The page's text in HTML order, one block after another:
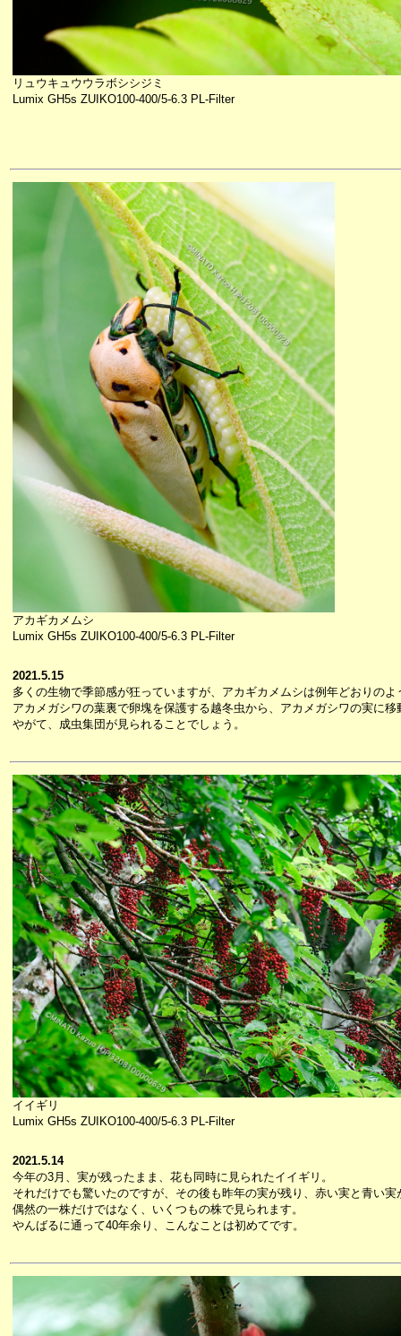
リュウキュウウラボシシジミ
Lumix GH5s ZUIKO100-400/5-6.3 PL-Filter
アカギカメムシ
Lumix GH5s ZUIKO100-400/5-6.3 PL-Filter
2021.5.15
多くの生物で季節感が狂っていますが、アカギカメムシは例年どおりのよ
アカメガシワの葉裏で卵塊を保護する越冬虫から、アカメガシワの実に移
やがて、成虫集団が見られることでしょう。
イイギリ
Lumix GH5s ZUIKO100-400/5-6.3 PL-Filter
2021.5.14
今年の3月、実が残ったまま、花も同時に見られたイイギリ。
それだけでも驚いたのですが、その後も昨年の実が残り、赤い実と青い実
偶然の一株だけではなく、いくつもの株で見られます。
やんばるに通って40年余り、こんなことは初めてです。